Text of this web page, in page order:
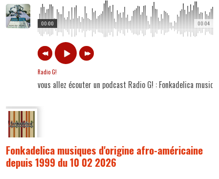
00:04
00:00
Radio G!
vous allez écouter un podcast Radio G! : Fonkadelica
Fonkadelica musiques d'origine afro-américaine
depuis 1999 du 10 02 2026